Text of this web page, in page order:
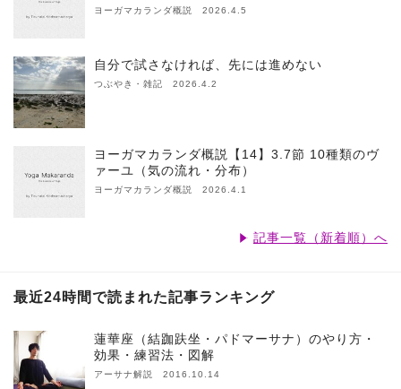
ヨーガマカランダ概説 2026.4.5
自分で試さなければ、先には進めない
つぶやき・雑記 2026.4.2
ヨーガマカランダ概説【14】3.7節 10種類のヴ
ァーユ（気の流れ・分布）
ヨーガマカランダ概説 2026.4.1
記事一覧（新着順）へ
最近24時間で読まれた記事ランキング
蓮華座（結跏趺坐・パドマーサナ）のやり方・
効果・練習法・図解
アーサナ解説 2016.10.14